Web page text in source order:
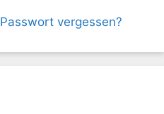
Passwort vergessen?